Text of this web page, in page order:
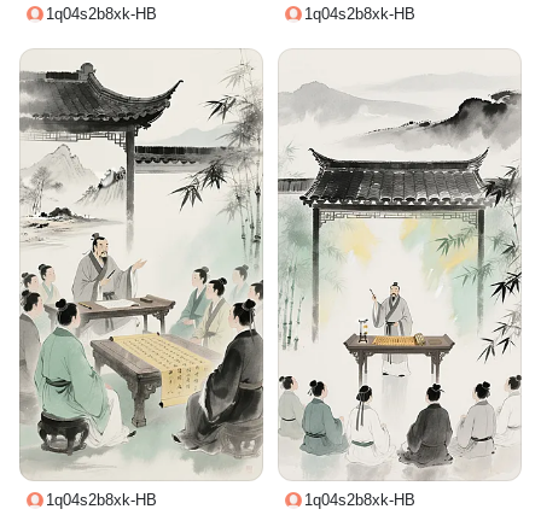
1q04s2b8xk-HB 1q04s2b8xk-HB
1q04s2b8xk-HB 1q04s2b8xk-HB